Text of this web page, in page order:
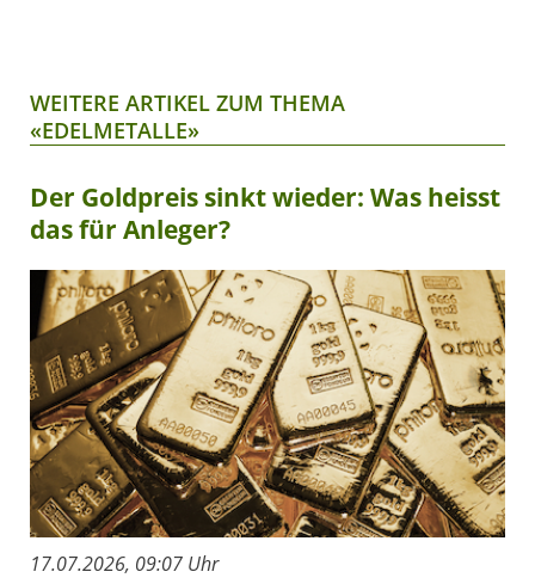
WEITERE ARTIKEL ZUM THEMA
«EDELMETALLE»
Der Goldpreis sinkt wieder: Was heisst
das für Anleger?
17.07.2026, 09:07 Uhr